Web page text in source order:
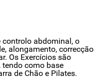
controlo abdominal, o
alongamento, correcção
Os Exercícios são
tendo como base
de Chão e Pilates.